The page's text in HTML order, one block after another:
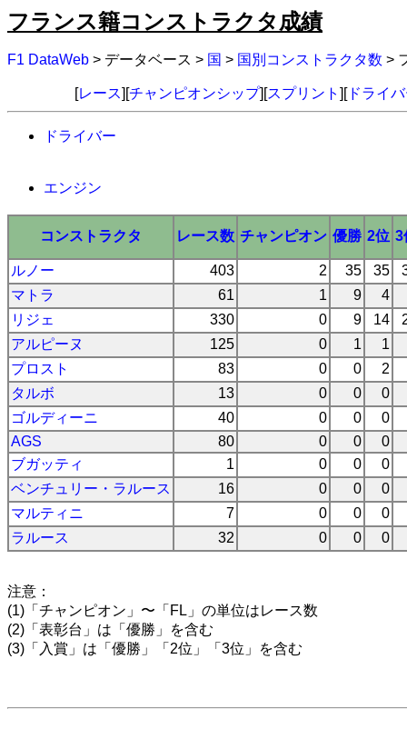
フランス籍コンストラクタ成績
F1 DataWeb > データベース > 国 > 国別コンストラクタ数 >
[レース][チャンピオンシップ][スプリント ][ドライ
ドライバー
エンジン
コンストラクタ レース数 チャンピオン 優勝 2位 3
ルノー 403 2 35 35
マトラ
61 1 9
4
リジェ
330 0 9 14
アルピーヌ
125 0 1
1
プロスト
83 0 0
2
タルボ
13 0 0
0
ゴルディーニ
40 0 0
0
AGS
80 0 0
0
ブガッティ
1 0 0
0
ベンチュリー・ラルース
16 0 0
0
マルティニ
7 0 0
0
ラルース
32 0 0 0
注意：
(1)「チャンピオン」〜「FL」の単位はレース数
(2)「表彰台」は「優勝」を含む
(3)「入賞」は「優勝」「2位」「3位」を含む